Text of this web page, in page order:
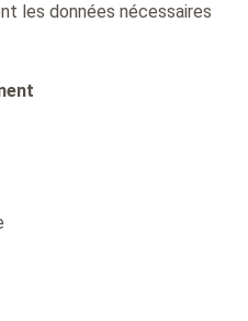
les données nécessaires